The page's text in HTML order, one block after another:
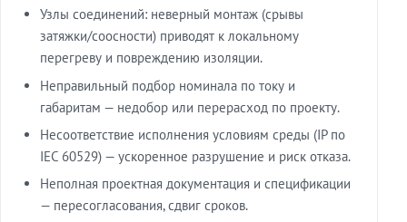
Узлы соединений: неверный монтаж (срывы
затяжки/соосности) приводят к локальному
перегреву и повреждению изоляции.
Неправильный подбор номинала по току и
габаритам — недобор или перерасход по проекту.
Несоответствие исполнения условиям среды (IP по
IEC 60529) — ускоренное разрушение и риск отказа.
Неполная проектная документация и спецификации
— пересогласования, сдвиг сроков.